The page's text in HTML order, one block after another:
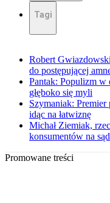
Tagi
Robert
do postępującej
Pantak: Populizm w
głęboko się myli
Szymaniak: Premier
idąc na łatwiznę
Michał Ziemiak,
konsumentów na sąd
Promowane treści